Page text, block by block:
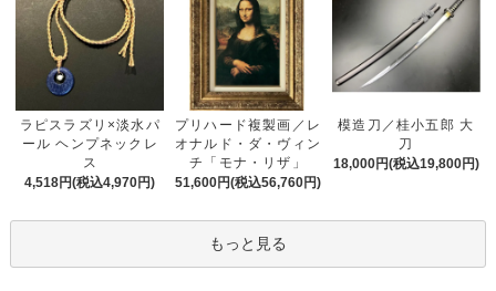
ラピスラズリ×淡水パ
ール ヘンプネックレ
ス
4,518円(税込4,970円)
プリハード複製画／レ
オナルド・ダ・ヴィン
チ「モナ・リザ」
51,600円(税込56,760円)
模造刀／桂小五郎 大
刀
18,000円(税込19,800円)
もっと見る